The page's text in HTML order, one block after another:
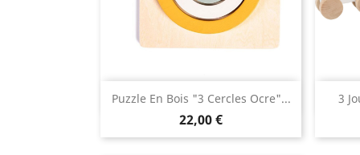
Puzzle En Bois "3 Cercles Ocre"...
22,00 €
 Aperçu rapide 3